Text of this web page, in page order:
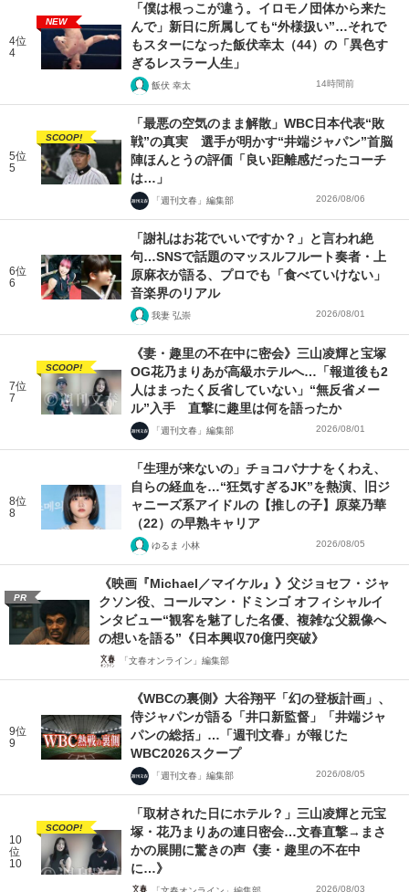
4位
4
NEW
「僕は根っこが違う。イロモノ団体から来た
んで」新日に所属しても“外様扱い”…それで
もスターになった飯伏幸太（44）の「異色す
ぎるレスラー人生」
飯伏 幸太 14時間前
5位
5
SCOOP!
「最悪の空気のまま解散」WBC日本代表“敗
戦”の真実 選手が明かす“井端ジャパン”首脳
陣ほんとうの評価「良い距離感だったコーチ
は…」
「週刊文春」編集部 2026/08/06
6位
6
「謝礼はお花でいいですか？」と言われ絶
句…SNSで話題のマッスルフルート奏者・上
原麻衣が語る、プロでも「食べていけない」
音楽界のリアル
我妻 弘崇 2026/08/01
7位
7
SCOOP!
《妻・趣里の不在中に密会》三山凌輝と宝塚
OG花乃まりあが高級ホテルへ…「報道後も2
人はまったく反省していない」“無反省メー
ル”入手 直撃に趣里は何を語ったか
「週刊文春」編集部 2026/08/01
8位
8
「生理が来ないの」チョコバナナをくわえ、
自らの経血を…“狂気すぎるJK”を熱演、旧ジ
ャニーズ系アイドルの【推しの子】原菜乃華
（22）の早熟キャリア
ゆるま 小林 2026/08/05
PR
《映画『Michael／マイケル』》父ジョセフ・ジャ
クソン役、コールマン・ドミンゴ オフィシャルイ
ンタビュー“観客を魅了した名優、複雑な父親像へ
の想いを語る”《日本興収70億円突破》
「文春オンライン」編集部
9位
9
《WBCの裏側》大谷翔平「幻の登板計画」、
侍ジャパンが語る「井口新監督」「井端ジャ
パンの総括」…「週刊文春」が報じた
WBC2026スクープ
「週刊文春」編集部 2026/08/05
10
位
10
SCOOP!
「取材された日にホテル？」三山凌輝と元宝
塚・花乃まりあの連日密会…文春直撃→まさ
かの展開に驚きの声《妻・趣里の不在中
に…》
2026/08/03